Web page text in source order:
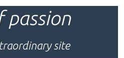
passion
site